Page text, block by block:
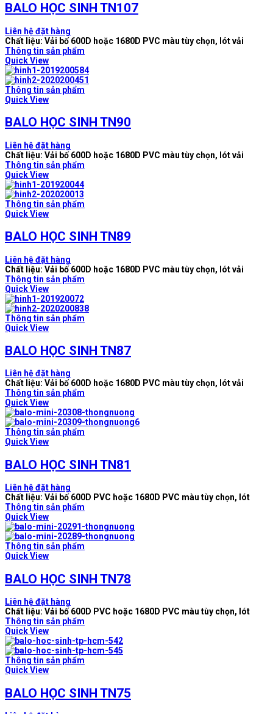
BALO HỌC SINH TN107
Liên hệ đặt hàng
Chất liệu: Vải bố 600D hoặc 1680D PVC màu tùy chọn, lót vải
Thông tin sản phẩm
Quick View
Thông tin sản phẩm
Quick View
BALO HỌC SINH TN90
Liên hệ đặt hàng
Chất liệu: Vải bố 600D hoặc 1680D PVC màu tùy chọn, lót vải
Thông tin sản phẩm
Quick View
Thông tin sản phẩm
Quick View
BALO HỌC SINH TN89
Liên hệ đặt hàng
Chất liệu: Vải bố 600D hoặc 1680D PVC màu tùy chọn, lót vải
Thông tin sản phẩm
Quick View
Thông tin sản phẩm
Quick View
BALO HỌC SINH TN87
Liên hệ đặt hàng
Chất liệu: Vải bố 600D hoặc 1680D PVC màu tùy chọn, lót vải
Thông tin sản phẩm
Quick View
Thông tin sản phẩm
Quick View
BALO HỌC SINH TN81
Liên hệ đặt hàng
Chất liệu: Vải bố 600D PVC hoặc 1680D PVC màu tùy chọn, lót
Thông tin sản phẩm
Quick View
Thông tin sản phẩm
Quick View
BALO HỌC SINH TN78
Liên hệ đặt hàng
Chất liệu: Vải bố 600D PVC hoặc 1680D PVC màu tùy chọn, lót
Thông tin sản phẩm
Quick View
Thông tin sản phẩm
Quick View
BALO HỌC SINH TN75